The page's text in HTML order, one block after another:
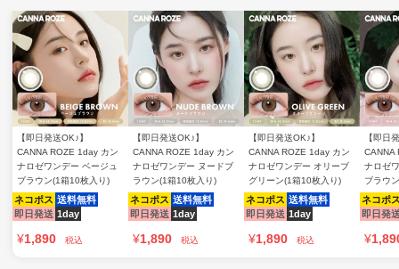
【即日発送OK♪】
CANNA ROZE 1day カン
ナロゼワンデー ベージュ
ブラウン(1箱10枚入り)
ネコポス 送料無料
即日発送 1day
¥1,890 税込
【即日発送OK♪】
CANNA ROZE 1day カン
ナロゼワンデー ヌードブ
ラウン(1箱10枚入り)
ネコポス 送料無料
即日発送 1day
¥1,890 税込
【即日発送OK♪】
CANNA ROZE 1day カン
ナロゼワンデー オリーブ
グリーン(1箱10枚入り)
ネコポス 送料無料
即日発送 1day
¥1,890 税込
【即日
CANNA
ナロゼ
ブラウ
ネコポ
即日発
¥